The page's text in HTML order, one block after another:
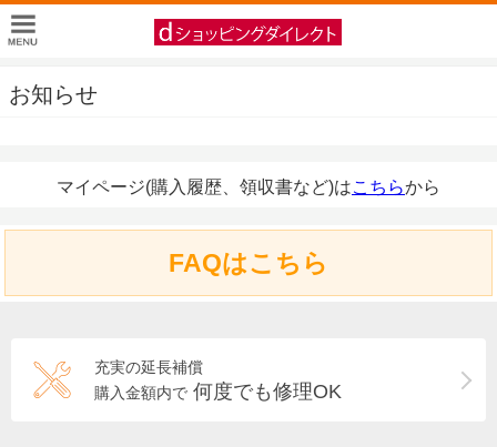
お知らせ
マイページ(購入履歴、領収書など)はこちらから
FAQはこちら
充実の延長補償
購入金額内で 何度でも修理OK